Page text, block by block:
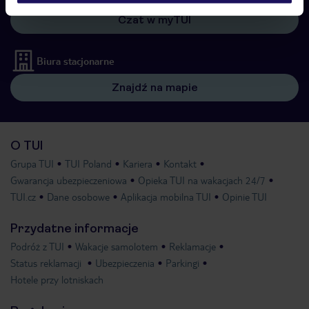
Czat w myTUI
Biura stacjonarne
Znajdź na mapie
O TUI
Grupa TUI TUI Poland Kariera
Kontakt
Gwarancja ubezpieczeniowa
Opieka TUI na wakacjach 24/7
TUI.cz
Dane osobowe Aplikacja mobilna TUI Opinie TUI
Przydatne informacje
Podróż z TUI Wakacje samolotem
Reklamacje
Status reklamacji
Ubezpieczenia
Parkingi
Hotele przy lotniskach